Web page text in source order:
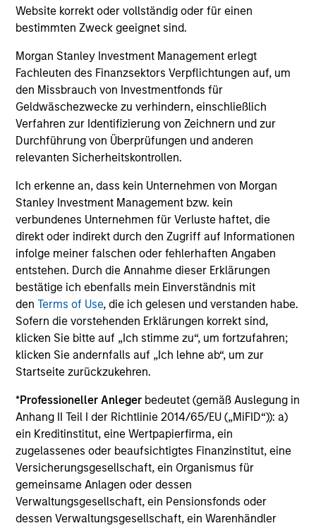
Website korrekt oder vollständig oder für einen
bestimmten Zweck geeignet sind.
Morgan Stanley Investment Management erlegt
Fachleuten des Finanzsektors Verpflichtungen auf, um
den Missbrauch von Investmentfonds für
Geldwäschezwecke zu verhindern, einschließlich
Verfahren zur Identifizierung von Zeichnern und zur
Durchführung von Überprüfungen und anderen
relevanten Sicherheitskontrollen.
Ich erkenne an, dass kein Unternehmen von Morgan
Stanley Investment Management bzw. kein
verbundenes Unternehmen für Verluste haftet, die
direkt oder indirekt durch den Zugriff auf Informationen
infolge meiner falschen oder fehlerhaften Angaben
entstehen. Durch die Annahme dieser Erklärungen
bestätige ich ebenfalls mein Einverständnis mit
denTerms of Use, die ich gelesen und verstanden habe.
Sofern die vorstehenden Erklärungen korrekt sind,
klicken Sie bitte auf „Ich stimme zu“, um fortzufahren;
klicken Sie andernfalls auf „Ich lehne ab“, um zur
Startseite zurückzukehren.
*Professioneller Anleger bedeutet (gemäß Auslegung in
Anhang II Teil I der Richtlinie 2014/65/EU („MiFID“)): a)
ein Kreditinstitut, eine Wertpapierfirma, ein
zugelassenes oder beaufsichtigtes Finanzinstitut, eine
Versicherungsgesellschaft, ein Organismus für
gemeinsame Anlagen oder dessen
Verwaltungsgesellschaft, ein Pensionsfonds oder
dessen Verwaltungsgesellschaft, ein Warenhändler
und der Rücknahme von Anteilen anfallen, werden nicht
berücksichtigt. Alle Performance- und Index-Daten
stammen von Morgan Stanley Investment Management
Der Wert der Anlagen und der mit ihnen erzielten Erträge
können sowohl steigen als auch fallen. Es ist daher
möglich, dass Anleger das ursprünglich investierte Kapital
nicht in voller Höhe zurückerhalten.
Die Performance versteht sich nach Abzug der Gebühren.
Die Angaben zur Performance des laufenden Jahres sind
nicht annualisiert. Die Performance von anderen
Sie sich bitte gründlich mit den Anlagezielen und -risiken
sowie den Kosten und Gebühren des Fonds auseinander,
bevor Sie eine Anlageentscheidung treffen.
Der Einsatz von Fremdkapital erhöht die Risiken, so dass
eine relativ kleine Bewegung im Wert einer Anlage zu einer
unverhältnismäßig großen Bewegung, sowohl im negativen
als auch im positiven Sinne, im Wert dieser Anlage und
damit auch im Wert des Fonds führen kann.
Die auf dieser Webseite verfügbaren Unterlagen beziehen
sich auf mehrere Teilfonds der Morgan Stanley Investment
Management Funds-Reihe. Bitte beachten Sie, dass nicht
alle Teilfonds in allen Ländern verfügbar sind und Teilfonds
nicht für Personen mit Wohnsitz in Ländern verfügbar sind,
den jeweils geltenden Gesetzen oder Vorschriften
zuwiderlaufen würde.
Je höher die Kategorie (1-7), desto höher ist der mögliche
Ertrag, aber auch das Risiko, den ursprünglich angelegten
Betrag zu verlieren. Kategorie 1 bedeutet nicht, dass es sich
um eine risikofreie Anlage handelt. Bitte beachten Sie die
BasisInformationsBlatt („BIB“) des Fonds unter Ressourcen,
die Risikoeinstufungen und -hinweise für die einzelnen
Anlageklassen enthalten.